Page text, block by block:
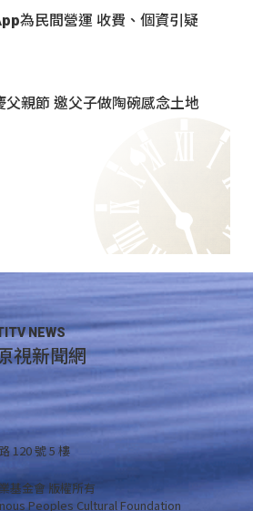
為民間營運 收費、個資引疑
父親節 邀父子做陶碗感念土地
NEWS
視新聞網
120 號 5 樓
基金會 版權所有
Peoples Cultural Foundation